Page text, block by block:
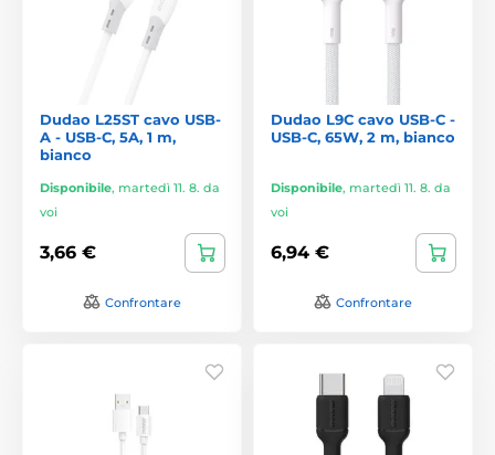
Dudao L25ST cavo USB-
A - USB-C, 5A, 1 m,
bianco
Disponibile, martedì 11. 8. da
voi
3,66 €
Confrontare
Dudao L9C cavo USB-C -
USB-C, 65W, 2 m, bianco
Disponibile, martedì 11. 8. da
voi
6,94 €
Confrontare